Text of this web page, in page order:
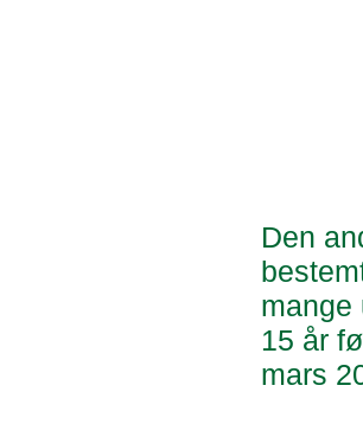
Den
mange
15 år
mars